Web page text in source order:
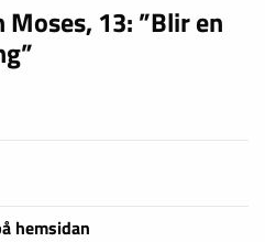
13: ”Blir en
hemsidan